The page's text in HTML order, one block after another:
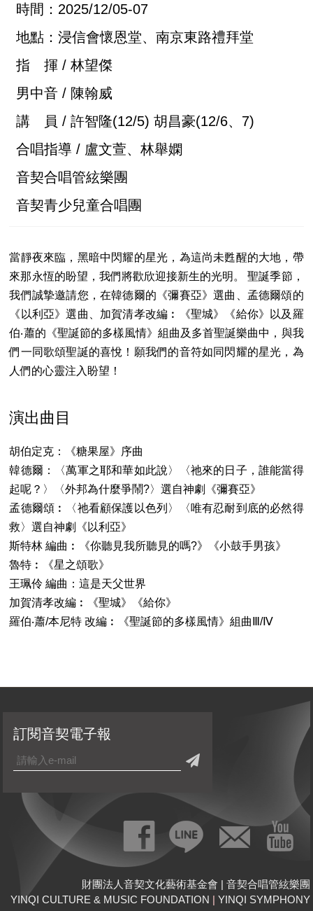
時間：2025/12/05-07
地點：浸信會懷恩堂、南京東路禮拜堂
指 揮 / 林望傑
男中音 / 陳翰威
講 員 / 許智隆(12/5) 胡昌豪(12/6、7)
合唱指導 / 盧文萱、林舉嫻
音契合唱管絃樂團
音契青少兒童合唱團
當靜夜來臨，黑暗中閃耀的星光，為這尚未甦醒的大地，帶
來那永恆的盼望，我們將歡欣迎接新生的光明。 聖誕季節，
我們誠摯邀請您，在韓德爾的《彌賽亞》選曲、孟德爾頌的
《以利亞》選曲、加賀清孝改編︰《聖城》《給你》以及羅
伯‧蕭的《聖誕節的多樣風情》組曲及多首聖誕樂曲中，與我
們一同歌頌聖誕的喜悅！願我們的音符如同閃耀的星光，為
人們的心靈注入盼望！
演出曲目
胡伯定克：《糖果屋》序曲
韓德爾：〈萬軍之耶和華如此說〉〈祂來的日子，誰能當得
起呢？〉〈外邦為什麼爭鬧?〉選自神劇《彌賽亞》
孟德爾頌︰〈祂看顧保護以色列〉〈唯有忍耐到底的必然得
救〉選自神劇《以利亞》
斯特林 編曲︰《你聽見我所聽見的嗎?》《小鼓手男孩》
魯特︰《星之頌歌》
​王珮伶 編曲：這是天父世界
加賀清孝改編︰《聖城》《給你》
羅伯‧蕭/本尼特 改編︰《聖誕節的多樣風情》組曲Ⅲ/Ⅳ
財團法人音契文化藝術基金會 | 音契合唱管絃樂團
YINQI CULTURE & MUSIC FOUNDATION | YINQI SYMPHONY
訂閱音契電子報